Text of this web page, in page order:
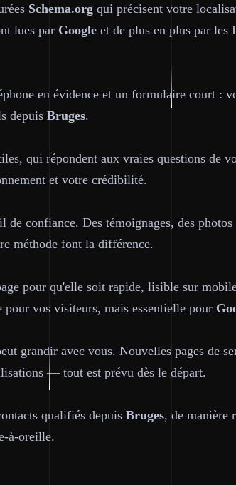
Schema.org qui précisent votre
lues par Google et de plus en plus par les
en évidence et un formulaire court :
depuis Bruges.
qui répondent aux vraies questions de
et votre crédibilité.
confiance. Des témoignages, des photos
méthode font la différence.
pour qu'elle soit rapide, lisible sur
vos visiteurs, mais essentielle pour
grandir avec vous. Nouvelles pages de
— tout est prévu dès le départ.
qualifiés depuis Bruges, de manière
à-oreille.